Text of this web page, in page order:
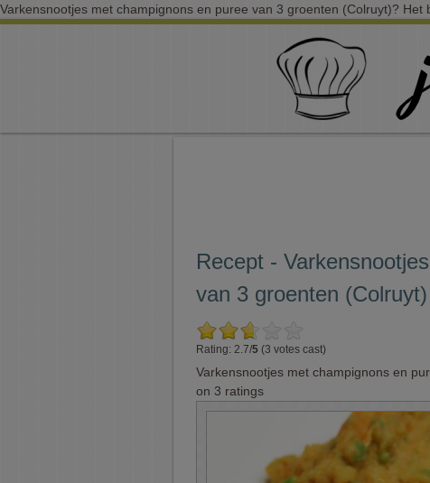
Varkensnootjes met champignons en puree van 3 groenten (Colruyt)? Het
Recept -
van 3 groenten (Colruyt)
Rating: 2.7/5 (3 votes cast)
Varkensnootjes met champignons en
on 3 ratings